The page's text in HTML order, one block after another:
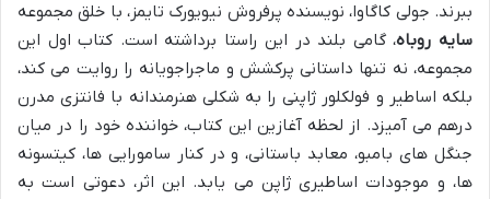
ببرند. جولی کاگاوا، نویسنده پرفروش نیویورک تایمز، با خلق مجموعه
سایه روباه، گامی بلند در این راستا برداشته است. کتاب اول این
مجموعه، نه تنها داستانی پرکشش و ماجراجویانه را روایت می کند،
بلکه اساطیر و فولکلور ژاپنی را به شکلی هنرمندانه با فانتزی مدرن
درهم می آمیزد. از لحظه آغازین این کتاب، خواننده خود را در میان
جنگل های بامبو، معابد باستانی، و در کنار سامورایی ها، کیتسونه
ها، و موجودات اساطیری ژاپن می یابد. این اثر، دعوتی است به